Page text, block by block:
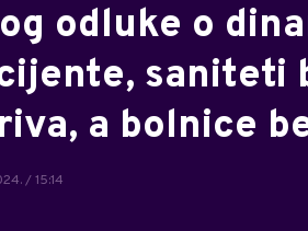
odluke o
saniteti
a bolnice
/ 15:14